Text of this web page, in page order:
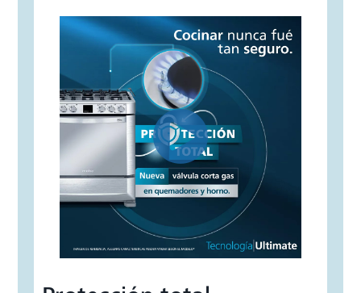
Tecnología Ultimate
Cooking
No importa qué cocines, quedará como
más te gusta con la potencia,
versatilidad y precisión que necesitas.
Con Perfect Cook, sistema que mejora
la distribución del calor, tus alimentos
bien cocidos por dentro y por fuera.